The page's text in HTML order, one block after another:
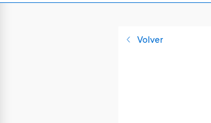
Volver